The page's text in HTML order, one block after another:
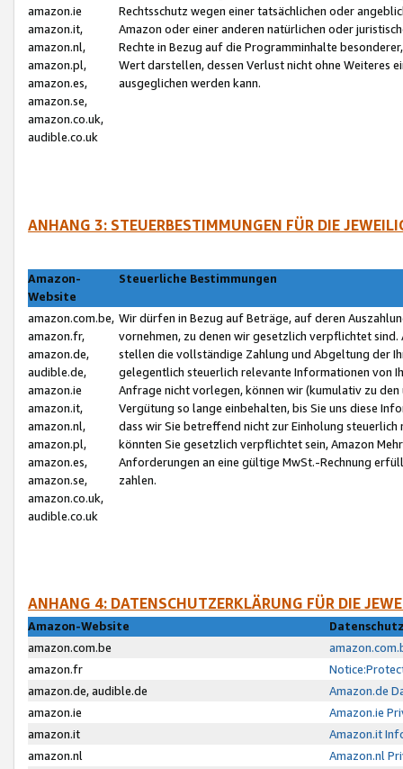
amazon.ie
amazon.it,
amazon.nl,
amazon.pl,
amazon.es,
amazon.se,
amazon.co.uk,
audible.co.uk
Rechtsschutz wegen einer tatsächlichen oder
Amazon oder einer anderen natürlichen oder
Rechte in Bezug auf die Programminhalte
Wert darstellen, dessen Verlust nicht ohne Weiteres
ausgeglichen werden kann.
ANHANG 3: STEUERBESTIMMUNGEN FÜR DIE
Amazon-
Website
Steuerliche Bestimmungen
amazon.com.be,
amazon.fr,
amazon.de,
audible.de,
amazon.ie
amazon.it,
amazon.nl,
amazon.pl,
amazon.es,
amazon.se,
amazon.co.uk,
audible.co.uk
Wir dürfen in Bezug auf Beträge, auf deren
vornehmen, zu denen wir gesetzlich verpflichtet
stellen die vollständige Zahlung und Abgeltung der
gelegentlich steuerlich relevante Informationen von
Anfrage nicht vorlegen, können wir (kumulativ zu
Vergütung so lange einbehalten, bis Sie uns diese
dass wir Sie betreffend nicht zur Einholung
könnten Sie gesetzlich verpflichtet sein, Amazon
Anforderungen an eine gültige MwSt.-Rechnung
zahlen.
ANHANG 4: DATENSCHUTZERKLÄRUNG FÜR DIE
Amazon-Website
amazon.com.be
amazon.fr
amazon.de, audible.de
Amazon.de
amazon.ie
Amazon.ie
amazon.it
Amazon.it
amazon.nl
Amazon.nl